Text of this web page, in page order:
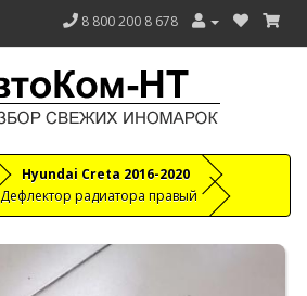
8 800 200 8 678
Hyundai Creta 2016-2020
Дефлектор радиатора правый